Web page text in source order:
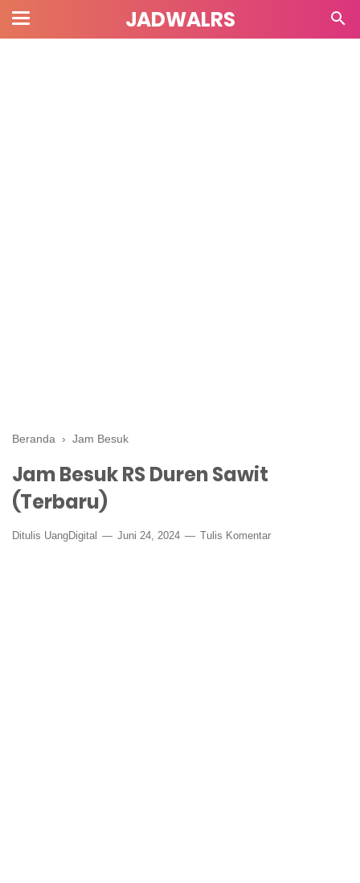
JADWALRS
Beranda › Jam Besuk
Jam Besuk RS Duren Sawit
(Terbaru)
Ditulis UangDigital Juni 24, 2024 Tulis Komentar